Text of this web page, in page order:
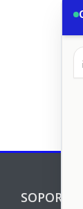
SOPORTE